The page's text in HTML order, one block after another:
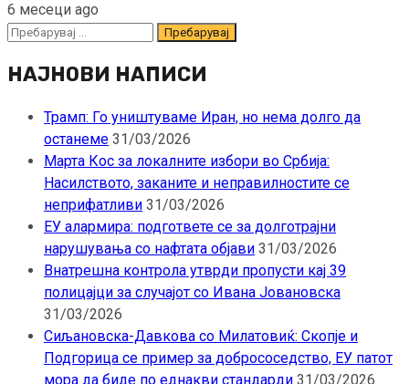
6 месеци ago
Пребарувај
НАЈНОВИ НАПИСИ
Трамп: Го уништуваме Иран, но нема долго да
останеме 31/03/2026
Марта Кос за локалните избори во Србија:
Насилството, заканите и неправилностите се
неприфатливи 31/03/2026
ЕУ алармира: подгответе се за долготрајни
нарушувања со нафтата објави 31/03/2026
Внатрешна контрола утврди пропусти кај 39
полицајци за случајот со Ивана Јовановска
31/03/2026
Сиљановска-Давкова со Милатовиќ: Скопје и
Подгорица се пример за добрососедство, ЕУ патот
мора да биде по еднакви стандарди 31/03/2026